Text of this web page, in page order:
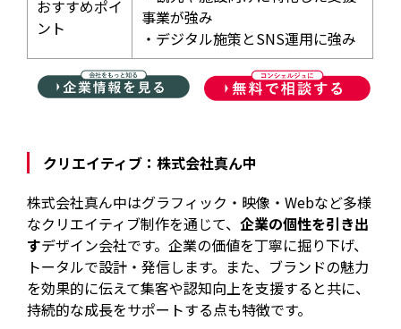
おすすめポイ
ント
事業が強み
・デジタル施策とSNS運用に強み
クリエイティブ：株式会社真ん中
株式会社真ん中はグラフィック・映像・Webなど多様
なクリエイティブ制作を通じて、企業の個性を引き出
すデザイン会社です。企業の価値を丁寧に掘り下げ、
トータルで設計・発信します。また、ブランドの魅力
を効果的に伝えて集客や認知向上を支援すると共に、
持続的な成長をサポートする点も特徴です。